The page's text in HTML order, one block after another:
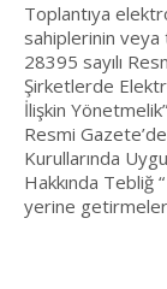
Toplantıya
sahiplerinin
28395 sayılı
Şirketlerde
İlişkin
Resmi
Kurullarında
Hakkında Tebliğ
yerine